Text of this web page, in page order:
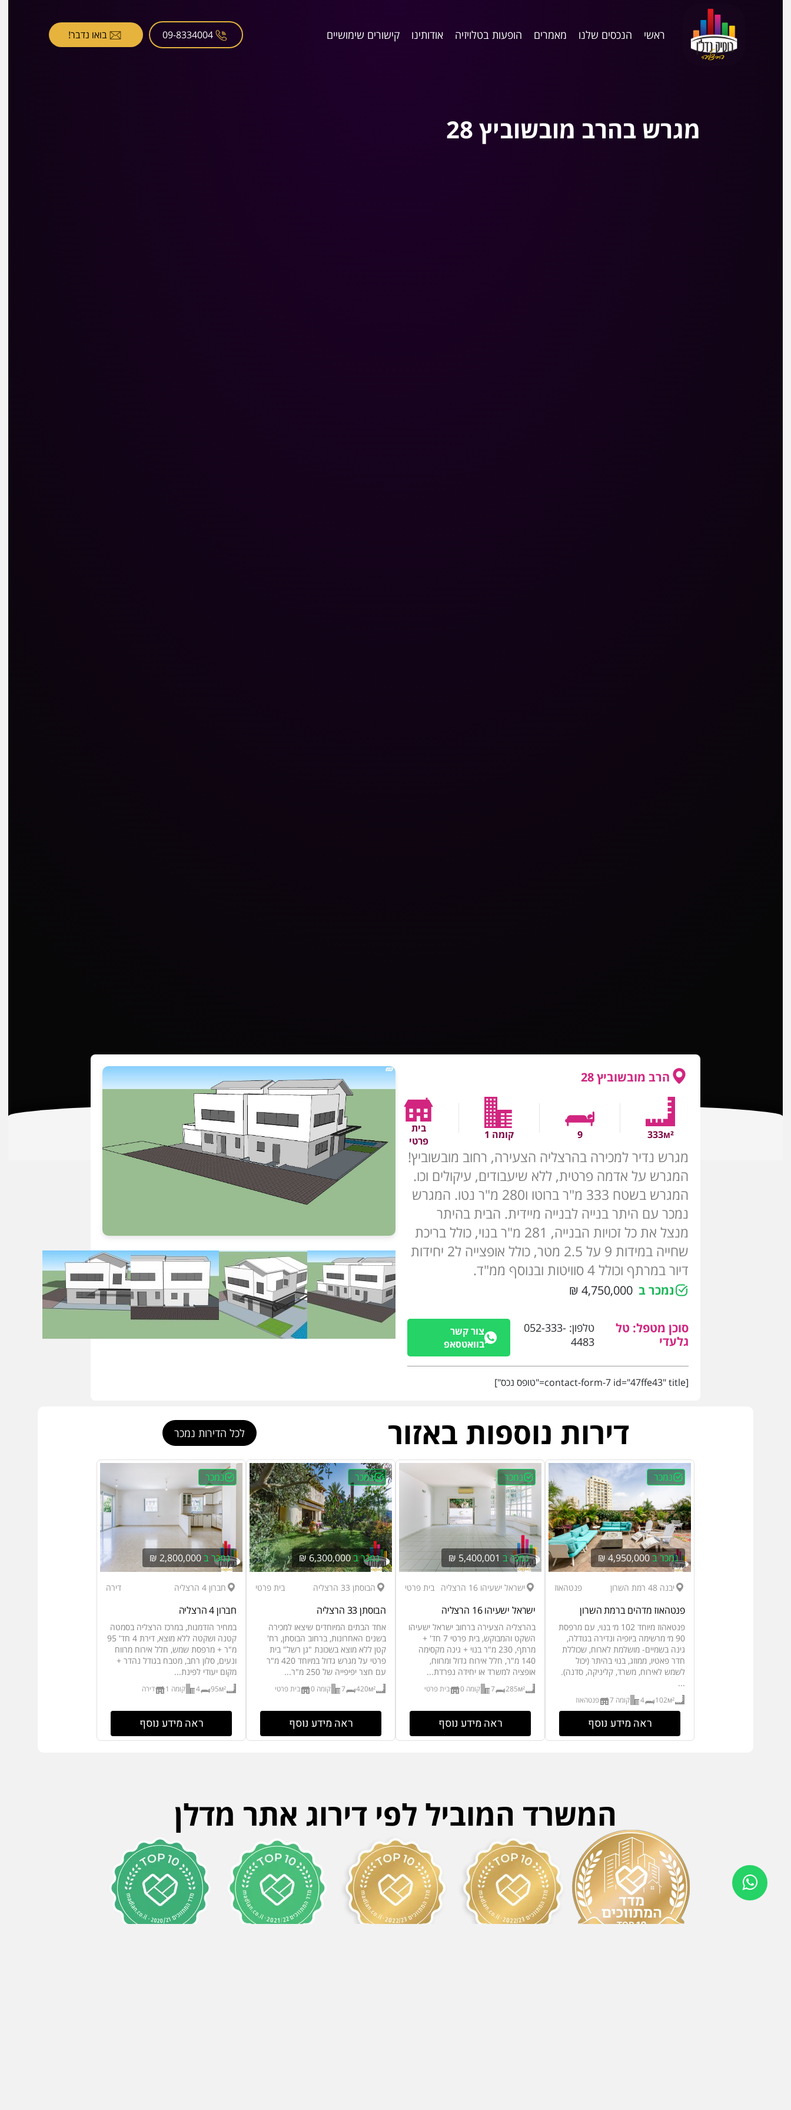
ראשי הנכסים שלנו מאמרים הופעות בטלויזיה אודותינו קישורים שימושיים 09-8334004 בואו נדבר!
מגרש בהרב מובשוביץ 28
הרב מובשוביץ 28
333м²
9 קומה 1
בית
פרטי
מגרש נדיר למכירה בהרצליה הצעירה, רחוב מובשוביץ!
המגרש על אדמה פרטית, ללא שיעבודים, עיקולים וכו.
המגרש בשטח 333 מ"ר ברוטו ו280 מ"ר נטו. המגרש
נמכר עם היתר בנייה לבנייה מיידית. הבית בהיתר
מנצל את כל זכויות הבנייה, 281 מ"ר בנוי, כולל בריכת
שחייה במידות 9 על 2.5 מטר, כולל אופצייה ל2 יחידות
דיור במרתף וכולל 4 סוויטות ובנוסף ממ"ד.
נמכר ב 4,750,000 ₪
סוכן מטפל: טל
גלעדי
טלפון: 052-333-
4483
צור קשר
בוואטסאפ
[contact-form-7 id="47ffe43" title="טופס נכס"]
דירות נוספות באזור לכל הדירות נמכר
נמכר
נמכר ב4,950,000 ₪
יבנה 48 רמת השרון פנטהאוז
פנטהאוז מדהים ברמת השרון
פנטאהוז מיוחד 102 מ׳ בנוי, עם מרפסת
90 מ׳ מרשימה ביופיה ונדירה בגודלה,
גינה בשמיים- מושלמת לארוח, שכוללת
חדר פאטיו, ממוזג, בנוי בהיתר (יכול
לשמש לאירוח, משרד, קליניקה, סדנה).
...
102м²
4 קומה 7 פנטהאוז
ראה מידע נוסף
נמכר
נמכר ב
ישראל ישעיהו 16 הרצליה בית פרטי
ישראל ישעיהו 16 הרצליה
בהרצליה הצעירה ברחוב ישראל ישעיהו
השקט והמבוקש, בית פרטי 7 חד' +
מרתף, 230 מ"ר בנוי + גינה מקסימה
140 מ"ר, חלל אירוח גדול ומרווח,
אופציה למשרד או יחידה נפרדת...
285м²
7 קומה 0 בית פרטי
ראה מידע נוסף
נמכר
נמכר ב6,300,000 ₪
הבוסתן 33 הרצליה בית פרטי
הבוסתן 33 הרצליה
אחד הבתים המיוחדים שיצאו למכירה
בשנים האחרונות, ברחוב הבוסתן, רח'
קטן ללא מוצא בשכונת "גן רשל" בית
פרטי על מגרש גדול במיוחד 420 מ"ר
עם חצר יפיפייה של 250 מ"ר...
420м²
7 קומה 0 בית פרטי
ראה מידע נוסף
נמכר
נמכר ב2,800,000 ₪
חברון 4 הרצליה דירה
חברון 4 הרצליה
במחיר הזדמנות, במרכז הרצליה בסמטה
קטנה ושקטה ללא מוצא, דירת 4 חד' 95
מ"ר + מרפסת שמש, חלל אירוח מרווח
ונעים, סלון רחב, מטבח בגודל נהדר +
מקום יעודי לפינת...
95м²
4 קומה 1 דירה
ראה מידע נוסף
המשרד המוביל לפי דירוג אתר מדלן